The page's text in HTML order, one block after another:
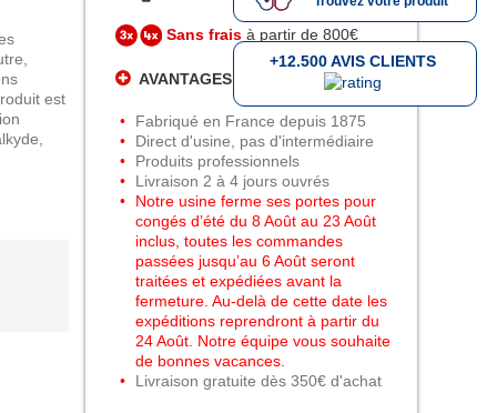
est
Sans fraisà partir de 800€
AVANTAGES PEINTURES DANIEL
Fabriqué en France depuis 1875
Direct d'usine, pas d'intermédiaire
Produits professionnels
Livraison 2 à 4 jours ouvrés
Notre usine ferme ses portes pour
congés d’été du 8 Août au 23 Août
inclus, toutes les commandes
passées jusqu’au 6 Août seront
traitées et expédiées avant la
fermeture. Au-delà de cette date les
expéditions reprendront à partir du
24 Août. Notre équipe vous souhaite
de bonnes vacances.
Livraison gratuite dès 350€ d'achat
+12.500 AVIS CLIENTS